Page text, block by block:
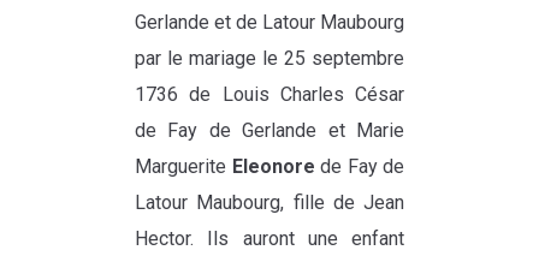
Gerlande et de Latour Maubourg
par le mariage le 25 septembre
1736 de Louis Charles César
de Fay de Gerlande et Marie
Marguerite Eleonore de Fay de
Latour Maubourg, fille de Jean
Hector. Ils auront une enfant